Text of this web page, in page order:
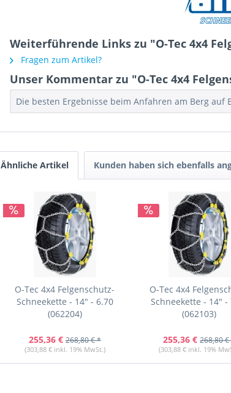
Weiterführende Links zu "O-Tec 4x4
Fragen zum Artikel?
Unser Kommentar zu "O-Tec 4x4
Die besten Ergebnisse beim Anfahren am Berg auf
Ähnliche Artikel Kunden haben sich ebenfalls
O-Tec 4x4 Felgenschutz-
Schneekette - 14" - 6.70
(062204)
255,36 € 268,80 € *
(303,88 € inkl. 19% MwSt.)
O-Tec 4x4
Schneekette - 14" -
(062103)
255,36 € 268,80
(303,88 € inkl. 19%